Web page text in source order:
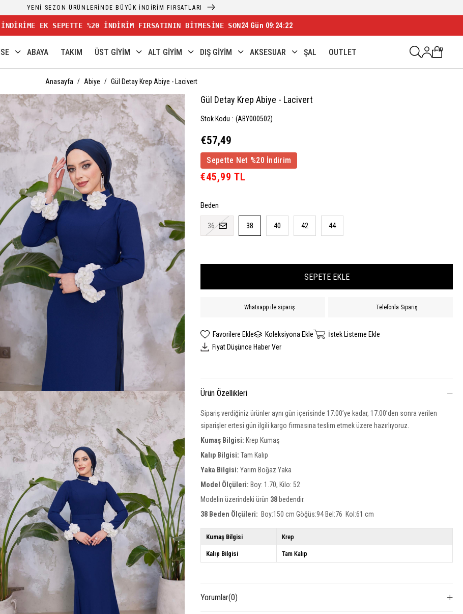
YENİ SEZON ÜRÜNLERİNDE BÜYÜK İNDİRİM FIRSATLARI
EK SEPETTE %20 İNDİRİM FIRSATININ BİTMESİNE SON24 Gün 09:24:21
ABAYA TAKIM ÜST GİYİM ALT GİYİM DIŞ GİYİM AKSESUAR ŞAL OUTLET 0
Anasayfa Abiye Gül Detay Krep Abiye - Lacivert
Gül Detay Krep Abiye - Lacivert
Stok Kodu (ABY000502)
€57,49
Sepette Net %20 İndirim
€45,99 TL
Beden
36 38 40 42 44
Whatsapp ile sipariş Telefonla Sipariş
Favorilere Ekle Koleksiyona Ekle
İstek Listeme Ekle
Fiyat Düşünce Haber Ver
Ürün Özellikleri
Sipariş verdiğiniz ürünler aynı gün içerisinde 17:00’ye kadar, 17:00’den sonra verilen
siparişler ertesi gün ilgili kargo firmasına teslim etmek üzere hazırlıyoruz.
Kumaş Bilgisi: Krep Kumaş
Kalıp Bilgisi:Tam Kalıp
Yaka Bilgisi: Yarım Boğaz Yaka
Model Ölçüleri: Boy: 1.70, Kilo: 52
Modelin üzerindeki ürün 38 bedendir.
38 Beden Ölçüleri: Boy:150 cm Göğüs:94 Bel:76 Kol:61 cm
Kumaş Bilgisi Krep
Kalıp Bilgisi Tam Kalıp
Yorumlar(0)